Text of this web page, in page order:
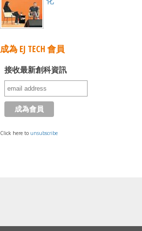
成為 EJ TECH 會員
接收最新創科資訊
Click here to unsubscribe